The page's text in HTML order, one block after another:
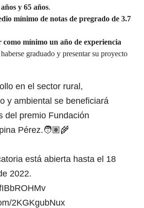
y 65 años.
mínimo de notas de pregrado de 3.7
como mínimo un año de experiencia
graduado y presentar su proyecto
en el sector rural,
y ambiental se beneficiará
del premio Fundación
Pérez.🧑🏽‍🌾
está abierta hasta el 18
2022.
2KGKgubNux